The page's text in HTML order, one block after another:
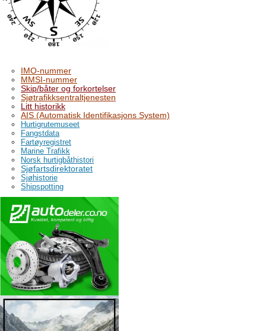
IMO-nummer
MMSI-nummer
Skip/båter og forkortelser
Sjøtrafikksentraltjenesten
Litt historikk
AIS (Automatisk Identifikasjons System)
Hurtigrutemuseet
Fangstdata
Fartøyregistret
Marine Trafikk
Norsk hurtigbåthistori
Sjøfartsdirektoratet
Sjøhistorie
Shipspotting